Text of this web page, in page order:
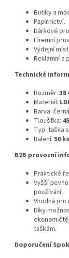
Butiky a
Papírnictví.
Dárkové
Firemní
Výdejní
Reklamní a
Technické
Rozměr: 38
Materiál:
Barva: černá
Tloušťka:
Typ: taška
Balení: 50 ks
B2B provozní
Praktické
Vyšší
používání.
Vhodná
Díky
taškám.
Doporučení